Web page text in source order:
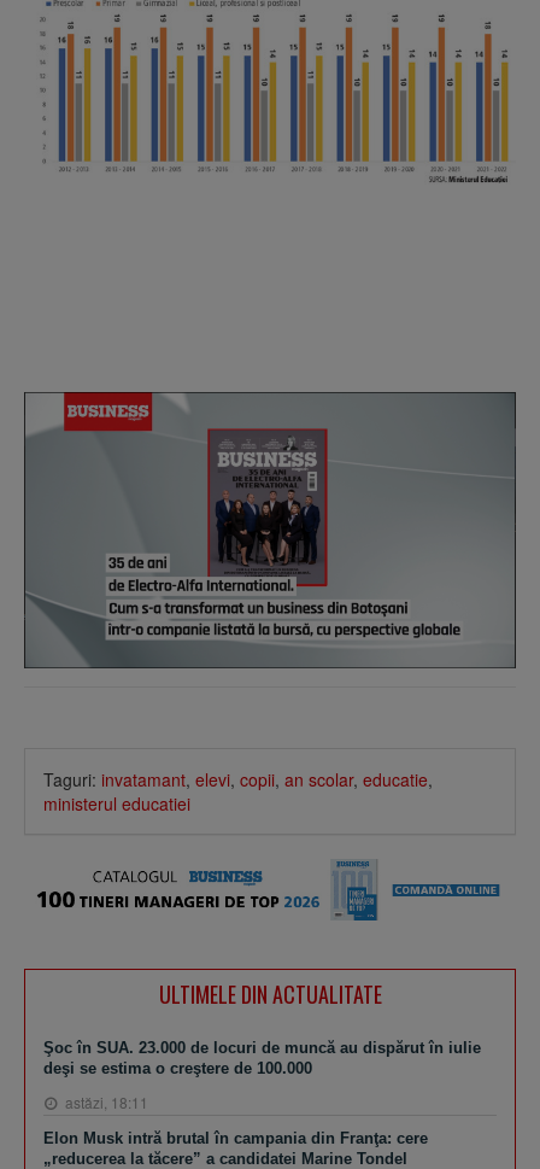
Taguri: invatamant, elevi, copii, an scolar, educatie,
ministerul educatiei
ULTIMELE DIN ACTUALITATE
Şoc în SUA. 23.000 de locuri de muncă au dispărut în iulie
deşi se estima o creştere de 100.000
astăzi, 18:11
Elon Musk intră brutal în campania din Franţa: cere
„reducerea la tăcere” a candidatei Marine Tondel